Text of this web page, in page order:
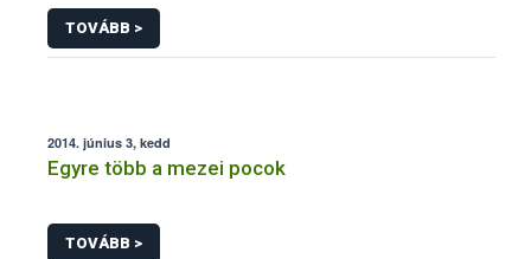
TOVÁBB >
2014. június 3, kedd
Egyre több a mezei pocok
TOVÁBB >